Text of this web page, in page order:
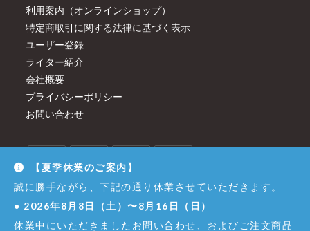
利用案内（オンラインショップ）
特定商取引に関する法律に基づく表示
ユーザー登録
ライター紹介
会社概要
プライバシーポリシー
お問い合わせ
【夏季休業のご案内】
誠に勝手ながら、下記の通り休業させていただきます。
● 2026年8月8日（土）〜8月16日（日）
休業中にいただきましたお問い合わせ、およびご注文商品